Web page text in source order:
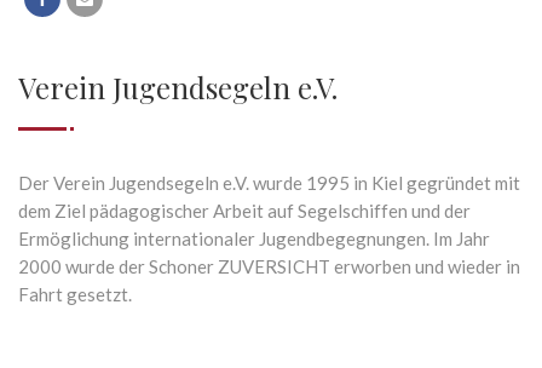
Verein Jugendsegeln e.V.
Der Verein Jugendsegeln e.V. wurde 1995 in Kiel gegründet mit
dem Ziel pädagogischer Arbeit auf Segelschiffen und der
Ermöglichung internationaler Jugendbegegnungen. Im Jahr
2000 wurde der Schoner ZUVERSICHT erworben und wieder in
Fahrt gesetzt.